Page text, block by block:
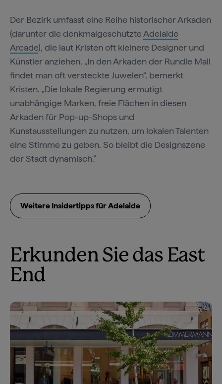
Der Bezirk umfasst eine Reihe historischer Arkaden
(darunter die denkmalgeschützte Adelaide
Arcade), die laut Kristen oft kleinere Designer und
Künstler anziehen. „In den Arkaden der Rundle Mall
findet man oft versteckte Juwelen“, bemerkt
Kristen. „Die lokale Regierung ermutigt
unabhängige Marken, freie Flächen in diesen
Arkaden für Pop-up-Shops und
Kunstausstellungen zu nutzen, um lokalen Talenten
eine Stimme zu geben. So bleibt die Designszene
der Stadt dynamisch.“
Weitere Insidertipps für Adelaide
Erkunden Sie das East
End